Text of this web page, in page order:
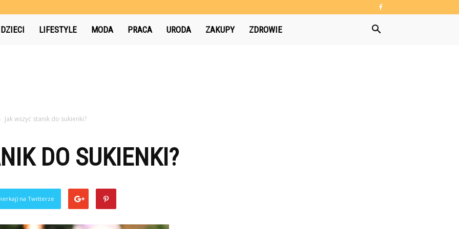
DZIECI LIFESTYLE MODA PRACA URODA ZAKUPY ZDROWIE
Jak wszyć stanik do sukienki?
DO SUKIENKI?
na Twitterze